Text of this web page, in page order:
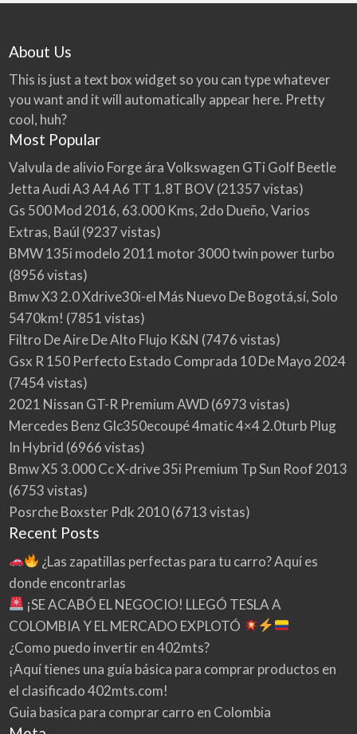
About Us
This is just a text box widget so you can type whatever
you want and it will automatically appear here. Pretty
cool, huh?
Most Popular
Valvula de alivio Forge ára Volkswagen GTi Golf Beetle
Jetta Audi A3 A4 A6 TT 1.8T BOV(21357 vistas)
Gs 500 Mod 2016, 63.000 Kms, 2do Dueño, Varios
Extras, Baúl (9237 vistas)
BMW 135i modelo 2011 motor 3000 twin power turbo
(8956 vistas)
Bmw X3 2.0 Xdrive30i-el Más Nuevo De Bogotá,sí, Solo
5470km! (7851 vistas)
Filtro De Aire De Alto Flujo K&N (7476 vistas)
Gsx R 150 Perfecto Estado Comprada 10 De Mayo 2024
(7454 vistas)
2021 Nissan GT-R Premium AWD(6973 vistas)
Mercedes Benz Glc350ecoupé 4matic 4×4 2.0turb Plug
In Hybrid (6966 vistas)
Bmw X5 3.000 Cc X-drive 35i Premium Tp Sun Roof 2013
(6753 vistas)
Posrche Boxster Pdk 2010(6713 vistas)
Recent Posts
¿Las zapatillas perfectas para tu carro? Aquí es
donde encontrarlas
¡SE ACABÓ EL NEGOCIO! LLEGÓ TESLA A
COLOMBIA Y EL MERCADO EXPLOTÓ
¿Como puedo invertir en 402mts?
¡Aquí tienes una guía básica para comprar productos en
el clasificado 402mts.com!
Guia basica para comprar carro en Colombia